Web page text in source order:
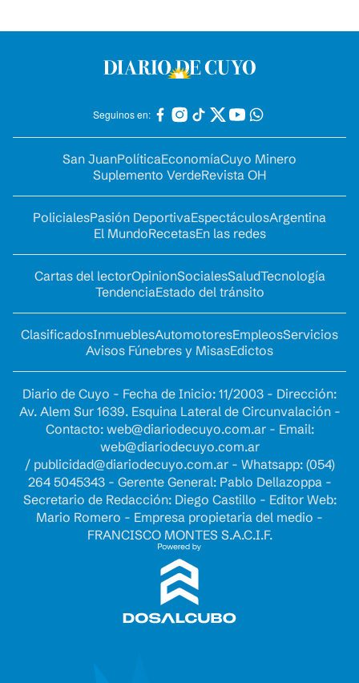
Seguinos en:
San JuanPolíticaEconomíaCuyo Minero
Suplemento VerdeRevista OH
PolicialesPasión DeportivaEspectáculosArgentina
El MundoRecetasEn las redes
Cartas del lectorOpinionSocialesSaludTecnología
TendenciaEstado del tránsito
ClasificadosInmueblesAutomotoresEmpleosServicios
Avisos Fúnebres y MisasEdictos
Diario de Cuyo - Fecha de Inicio: 11/2003 - Dirección:
Av. Alem Sur 1639. Esquina Lateral de Circunvalación -
Contacto: web@diariodecuyo.com.ar- Email:
web@diariodecuyo.com.ar
/ publicidad@diariodecuyo.com.ar- Whatsapp: (054)
264 5045343 - Gerente General: Pablo Dellazoppa -
Secretario de Redacción: Diego Castillo - Editor Web:
Mario Romero - Empresa propietaria del medio -
FRANCISCO MONTES S.A.C.I.F.